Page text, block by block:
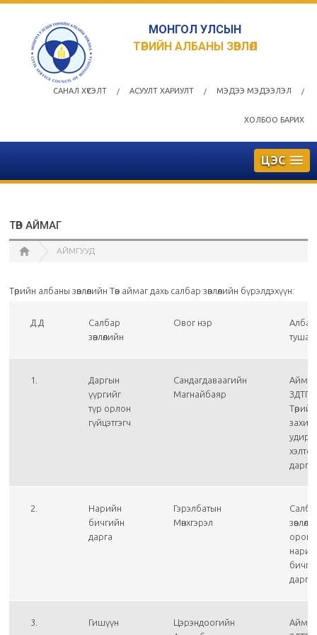
МОНГОЛ УЛСЫН
ТӨРИЙН АЛБАНЫ ЗӨВЛӨЛ
САНАЛ ХҮСЭЛТ / АСУУЛТ ХАРИУЛТ / МЭДЭЭ МЭДЭЭЛЭЛ /
ХОЛБОО БАРИХ
ЦЭС
ТӨВ АЙМАГ
АЙМГУУД
Төрийн албаны зөвлөлийн Төв аймаг дахь салбар зөвлөлийн бүрэлдэхүүн:
Д.Д
Салбар
зөвлөлийн
Овог нэр
Албан
1.
Даргын
үүргийг
түр орлон
гүйцэтгэгч
Сандагдаваагийн
Магнайбаяр
ЗДТГ-
Төрийн
дарга
2.
Нарийн
бичгийн
дарга
Гэрэлбатын
Мөнхгэрэл
орон
дарга
3. Гишүүн
Цэрэндоогийн